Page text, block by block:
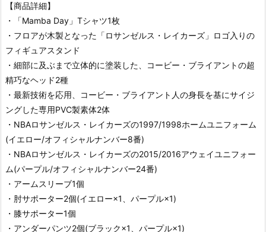
【商品詳細】
・「Mamba Day」Tシャツ1枚
・フロアが木製となった「ロサンゼルス・レイカーズ」ロゴ入りの
フィギュアスタンド
・細部に及ぶまで立体的に塗装した、コービー・ブライアントの超
精巧なヘッド2種
・最新技術を応用、コービー・ブライアント人の身長を基にサイジ
ングした専用PVC製素体2体
・NBAロサンゼルス・レイカーズの1997/1998ホームユニフォーム
(イエロー/オフィシャルナンバー8番)
・NBAロサンゼルス・レイカーズの2015/2016アウェイユニフォー
ム(パープル/オフィシャルナンバー24番)
・アームスリーブ1個
・肘サポーター2個(イエロー×1、パープル×1)
・膝サポーター1個
・アンダーパンツ2個(ブラック×1、パープル×1)